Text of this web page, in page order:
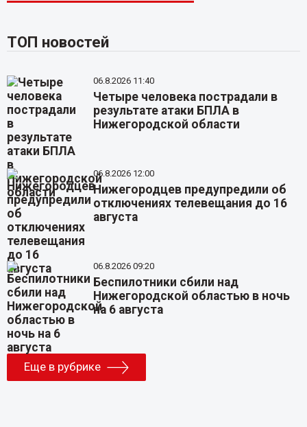
ТОП новостей
06.8.2026 11:40
Четыре человека пострадали в
результате атаки БПЛА в
Нижегородской области
06.8.2026 12:00
Нижегородцев предупредили об
отключениях телевещания до 16
августа
06.8.2026 09:20
Беспилотники сбили над
Нижегородской областью в ночь
на 6 августа
Еще в рубрике